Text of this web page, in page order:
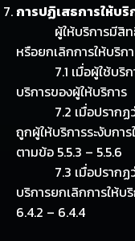
การปฏิเสธการให้บริ
ผู้ให้บริการมีสิทธิ
หรือยกเลิกการให้บริก
7.1 เมื่อผู้ใช้บริการ
บริการของผู้ให้บริการ
7.2 เมื่อปรากฏว่า
ถูกผู้ให้บริการระงับกา
ตามข้อ 5.5.3 – 5.5.6
7.3 เมื่อปรากฏว่า
บริการยกเลิกการให้บ
6.4.2 – 6.4.4